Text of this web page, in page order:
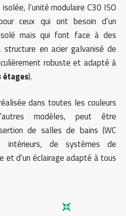
l’unité modulaire C30 ISO
ceux qui ont besoin d’un
mais qui font face à des
en acier galvanisé de
robuste et adapté à
étages).
dans toutes les couleurs
modèles, peut être
de salles de bains (WC
intérieurs, de systèmes de
d’un éclairage adapté à tous